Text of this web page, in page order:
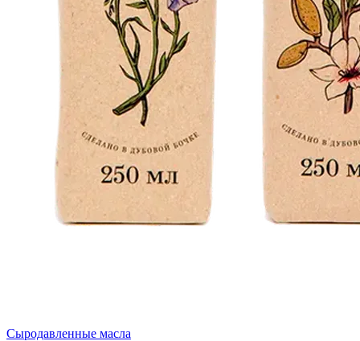
Сыродавленные масла